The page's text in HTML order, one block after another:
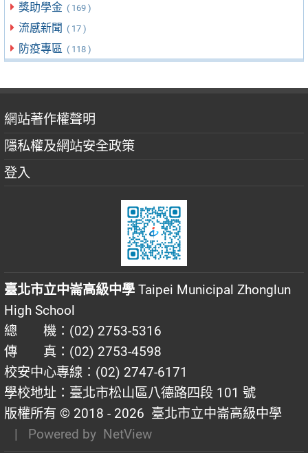
獎助學金 ( 169 )
流感新聞 ( 17 )
防疫專區 ( 118 )
網站著作權聲明
隱私權及網站安全政策
登入
臺北市立中崙高級中學 Taipei Municipal Zhonglun
High School
總 機：(02) 2753-5316
傳 真：(02) 2753-4598
校安中心專線：(02) 2747-6171
學校地址：臺北市松山區八德路四段 101 號
版權所有 © 2018 - 2026 臺北市立中崙高級中學
| Powered by NetView